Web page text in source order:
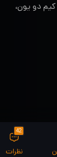
دو یون،
42
نظرات